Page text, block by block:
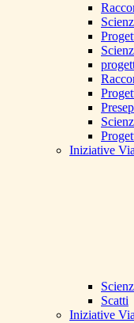
Iniziative
Scatti
Iniziative